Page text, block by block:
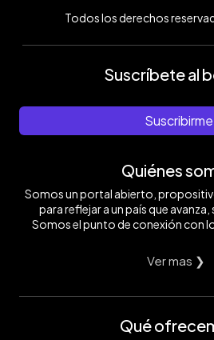
Todos los derechos
Suscríbete al
Suscribirme
Quiénes
Somos un portal abierto,
para reflejar a un país que avanza,
Somos el punto de conexión con
Ver mas ❯
Qué